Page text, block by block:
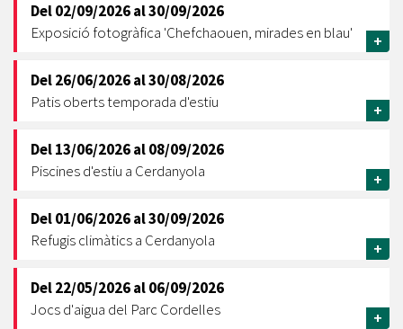
Del02/09/2026al30/09/2026
Exposició fotogràfica 'Chefchaouen, mirades en blau'
+
Del26/06/2026al30/08/2026
Patis oberts temporada d'estiu
+
Del13/06/2026al08/09/2026
Piscines d'estiu a Cerdanyola
+
Del01/06/2026al30/09/2026
Refugis climàtics a Cerdanyola
+
Del22/05/2026al06/09/2026
Jocs d'aigua del Parc Cordelles
+